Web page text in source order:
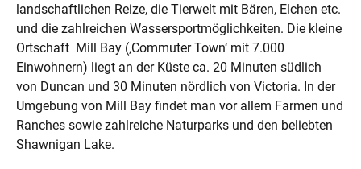
landschaftlichen Reize, die Tierwelt mit Bären, Elchen etc.
und die zahlreichen Wassersportmöglichkeiten. Die kleine
Ortschaft Mill Bay (‚Commuter Town‘ mit 7.000
Einwohnern) liegt an der Küste ca. 20 Minuten südlich
von Duncan und 30 Minuten nördlich von Victoria. In der
Umgebung von Mill Bay findet man vor allem Farmen und
Ranches sowie zahlreiche Naturparks und den beliebten
Shawnigan Lake.